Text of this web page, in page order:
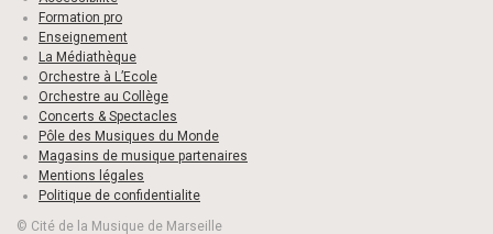
Formation pro
Enseignement
La Médiathèque
Orchestre à L’Ecole
Orchestre au Collège
Concerts & Spectacles
Pôle des Musiques du Monde
Magasins de musique partenaires
Mentions légales
Politique de confidentialite
© Cité de la Musique de Marseille